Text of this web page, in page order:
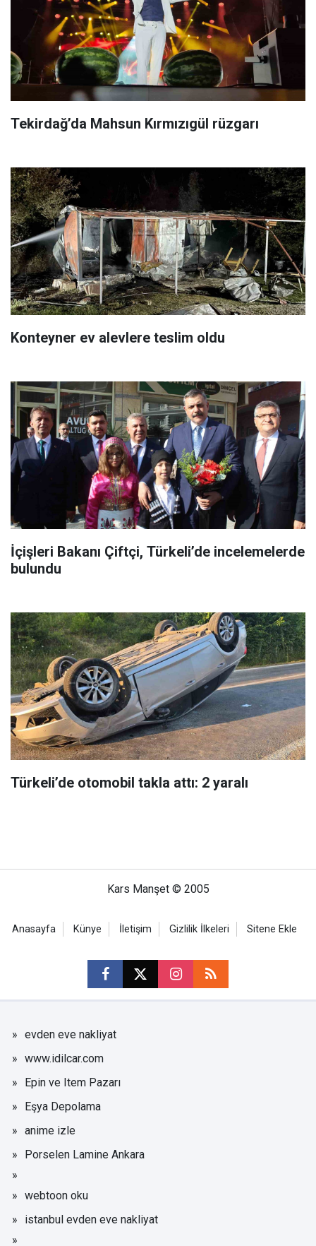
Tekirdağ’da Mahsun Kırmızıgül rüzgarı
Konteyner ev alevlere teslim oldu
İçişleri Bakanı Çiftçi, Türkeli’de incelemelerde
bulundu
Türkeli’de otomobil takla attı: 2 yaralı
Kars Manşet © 2005
Anasayfa Künye İletişim Gizlilik İlkeleri Sitene Ekle
evden eve nakliyat
www.idilcar.com
Epin ve Item Pazarı
Eşya Depolama
anime izle
Porselen Lamine Ankara
webtoon oku
istanbul evden eve nakliyat